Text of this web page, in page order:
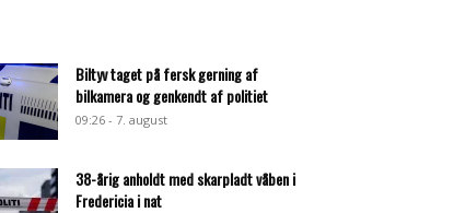
Biltyv taget på fersk gerning af
bilkamera og genkendt af politiet
09:26 - 7. august
38-årig anholdt med skarpladt våben i
Fredericia i nat